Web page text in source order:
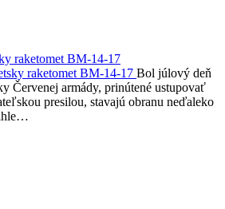
raketomet BM-14-17
Bol júlový deň
Červenej armády, prinútené ustupovať
presilou, stavajú obranu neďaleko